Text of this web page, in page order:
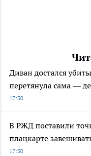
Диван достался
перетянула сама —
17:30
В РЖД поставили
плацкарте
17:30